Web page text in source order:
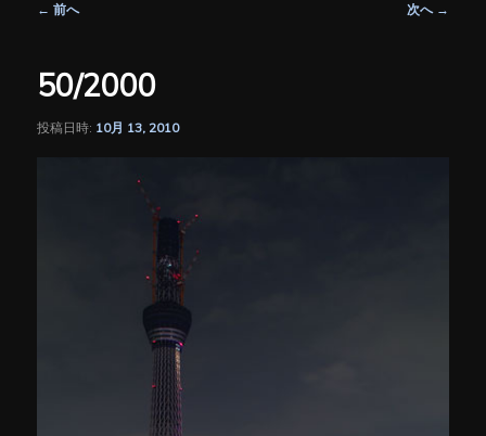
ビ
ゲ
シ
← 前へ 次へ →
50/2000
投稿日時: 10月 13, 2010